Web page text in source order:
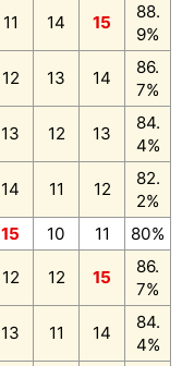
11 14 15
88.
9%
12 13 14
86.
7%
13 12 13
84.
4%
14 11 12
82.
2%
15 10 11 80%
12 12 15
86.
7%
13 11 14
84.
4%